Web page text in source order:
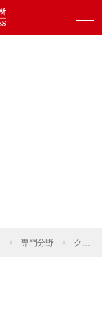
> 専門分野 > クロスボーダー投資